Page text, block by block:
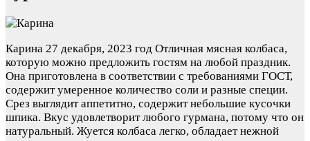
Карина 27 декабря, 2023 год Отличная мясная колбаса,
которую можно предложить гостям на любой праздник.
Она приготовлена в соответствии с требованиями ГОСТ,
содержит умеренное количество соли и разные специи.
Срез выглядит аппетитно, содержит небольшие кусочки
шпика. Вкус удовлетворит любого гурмана, потому что он
натуральный. Жуется колбаса легко, обладает нежной